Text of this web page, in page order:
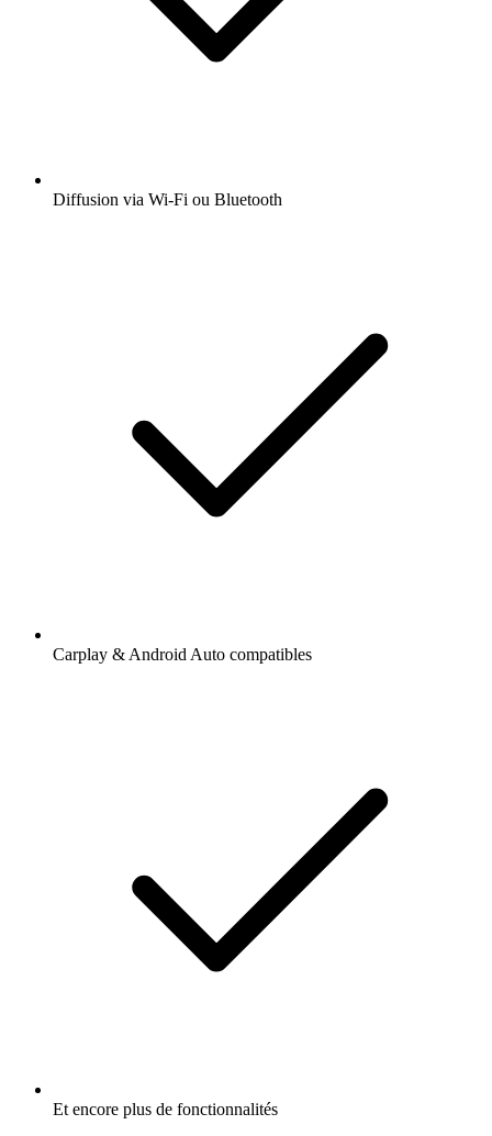
Diffusion via Wi-Fi ou Bluetooth
Carplay & Android Auto compatibles
Et encore plus de fonctionnalités